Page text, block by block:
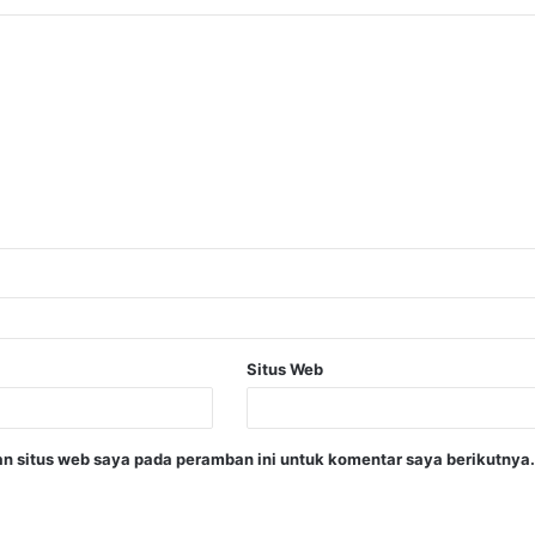
Situs Web
situs web saya pada peramban ini untuk komentar saya berikutnya.